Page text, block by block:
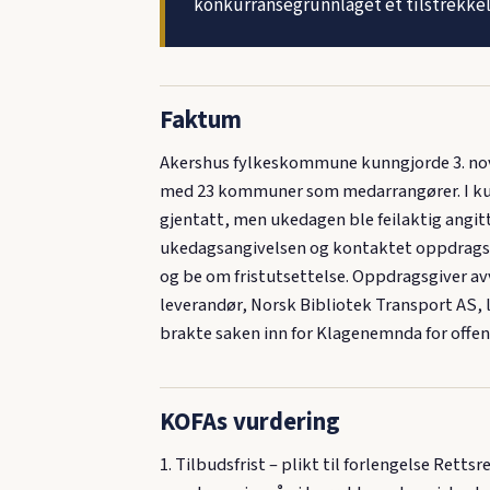
konkurransegrunnlaget et
Faktum
Akershus fylkeskommune kunngjorde 3.
med 23 kommuner som medarrangører. I
gjentatt, men ukedagen ble feilaktig angitt
ukedagsangivelsen og kontaktet
og be om fristutsettelse. Oppdragsgiver
leverandør, Norsk Bibliotek Transport
brakte saken inn for Klagenemnda for
KOFAs vurdering
1. Tilbudsfrist – plikt til forlengelse